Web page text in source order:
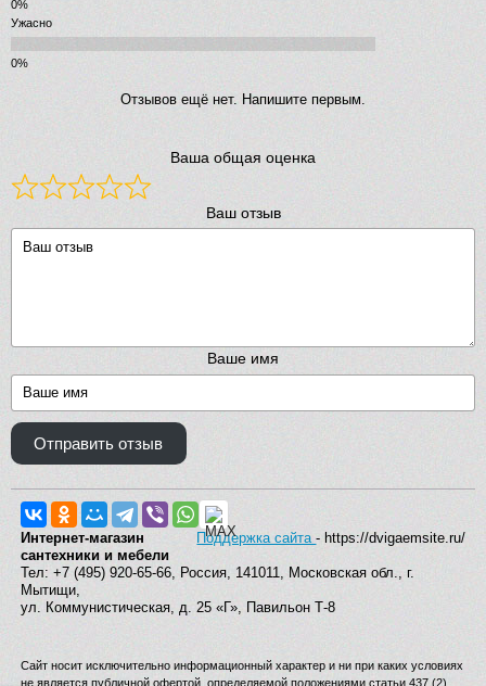
Ужасно
Отзывов ещё нет. Напишите первым.
Ваша общая оценка
Ваш отзыв
Ваше имя
Отправить отзыв
Поддержка сайта- https://dvigaemsite.ru/
Интернет-магазин
сантехники и мебели
Тел: +7 (495) 920-65-66, Россия, 141011, Московская обл., г.
Мытищи,
ул. Коммунистическая, д. 25 «Г», Павильон Т-8
Сайт носит исключительно информационный характер и ни при каких условиях
не является публичной офертой, определяемой положениями статьи 437 (2)